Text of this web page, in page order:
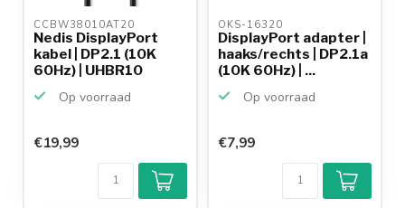
CCBW38010AT20
Nedis DisplayPort
kabel | DP2.1 (10K
60Hz) | UHBR10
Op voorraad
€19,99
OKS-16320
DisplayPort adapter |
haaks/rechts | DP2.1a
(10K 60Hz) | ...
Op voorraad
€7,99